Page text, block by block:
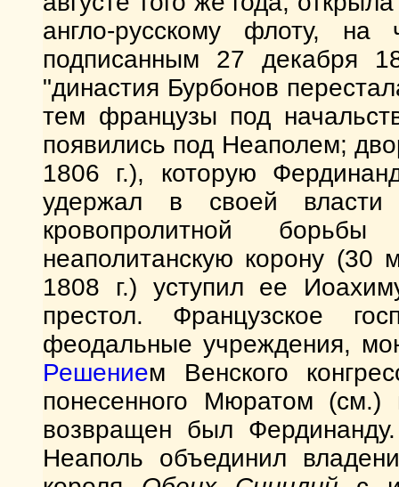
англо-русскому флоту,
подписанным 27 декабря
"династия Бурбонов
тем французы под
появились под Неаполем;
1806 г.), которую
удержал в своей
кровопролитной
неаполитанскую корону
1808 г.) уступил ее
престол. Французское
феодальные учреждения,
Решением Венского
понесенного Мюратом
возвращен был
Неаполь объединил